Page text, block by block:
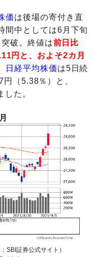
価は後場の寄付き直
間中としては6月下旬
破。終値は前日比
円と、およそ2カ月
日経平均株価は5日続
（5.38％）と、
た。
SBI証券公式サイト）